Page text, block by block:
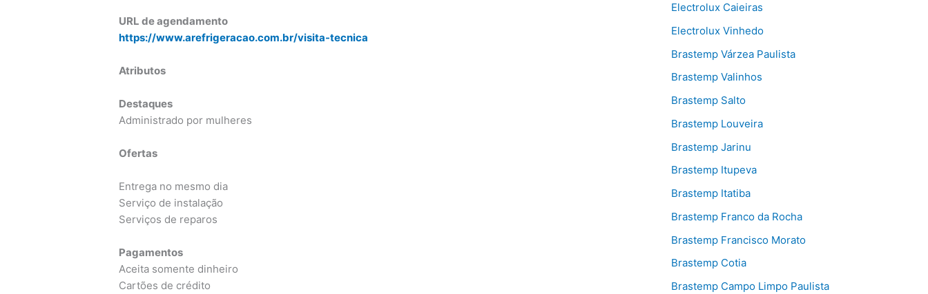
URL de agendamento
https://www.arefrigeracao.com.br/visita-tecnica
Atributos
Destaques
Administrado por mulheres
Ofertas
Entrega no mesmo dia
Serviço de instalação
Serviços de reparos
Pagamentos
Aceita somente dinheiro
Cartões de crédito
Electrolux Caieiras
Electrolux Vinhedo
Brastemp Várzea Paulista
Brastemp Valinhos
Brastemp Salto
Brastemp Louveira
Brastemp Jarinu
Brastemp Itupeva
Brastemp Itatiba
Brastemp Franco da Rocha
Brastemp Francisco Morato
Brastemp Cotia
Brastemp Campo Limpo Paulista